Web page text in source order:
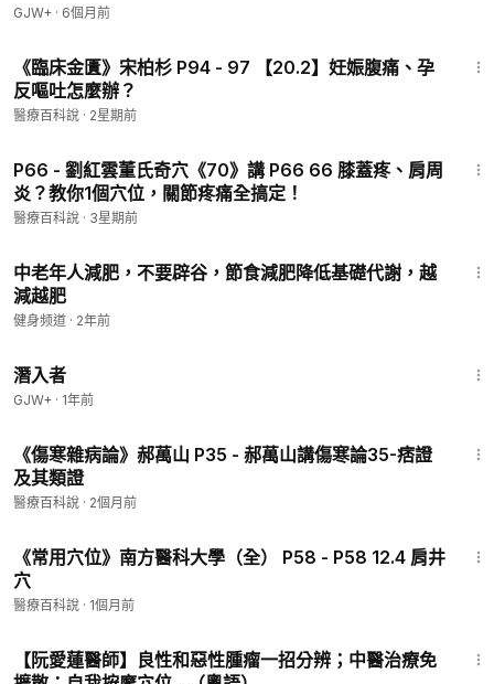
GJW+ · 6個月前
《臨床金匱》宋柏杉 P94 - 97 【20.2】妊娠腹痛、孕
反嘔吐怎麼辦？
醫療百科說 · 2星期前
P66 - 劉紅雲董氏奇穴《70》講 P66 66 膝蓋疼、肩周
炎？教你1個穴位，關節疼痛全搞定！
醫療百科說 · 3星期前
中老年人減肥，不要辟谷，節食減肥降低基礎代謝，越
減越肥
健身频道 · 2年前
潛入者
GJW+ · 1年前
《傷寒雜病論》郝萬山 P35 - 郝萬山講傷寒論35-痞證
及其類證
醫療百科說 · 2個月前
《常用穴位》南方醫科大學（全） P58 - P58 12.4 肩井
穴
醫療百科說 · 1個月前
【阮愛蓮醫師】良性和惡性腫瘤一招分辨；中醫治療免